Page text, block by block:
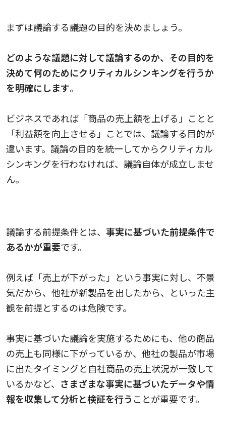
まずは議論する議題の目的を決めましょう。
どのような議題に対して議論するのか、その目的を
決めて何のためにクリティカルシンキングを行うか
を明確にします。
ビジネスであれば「商品の売上額を上げる」ことと
「利益額を向上させる」ことでは、議論する目的が
違います。議論の目的を統一してからクリティカル
シンキングを行わなければ、議論自体が成立しませ
ん。
議論する前提条件とは、 事実に基づいた前提条件で
あるかが重要です。
例えば「売上が下がった」という事実に対し、不景
気だから、他社が新製品を出したから、といった主
観を前提とするのは危険です。
事実に基づいた議論を実施するためにも、他の商品
の売上も同様に下がっているか、他社の製品が市場
に出たタイミングと自社商品の売上状況が一致して
いるかなど、 さまざまな事実に基づいたデータや情
報を収集して分析と検証を行う ことが重要です。